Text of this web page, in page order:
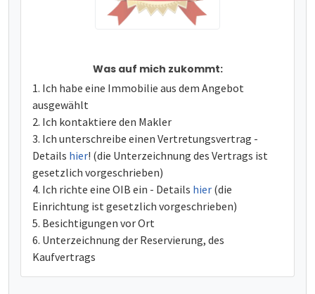
Was auf mich zukommt:
Ich habe eine Immobilie aus dem Angebot
ausgewählt
Ich kontaktiere den Makler
Ich unterschreibe einen Vertretungsvertrag -
Details hier! (die Unterzeichnung des Vertrags ist
gesetzlich vorgeschrieben)
Ich richte eine OIB ein - Details hier (die
Einrichtung ist gesetzlich vorgeschrieben)
Besichtigungen vor Ort
Unterzeichnung der Reservierung, des
Kaufvertrags